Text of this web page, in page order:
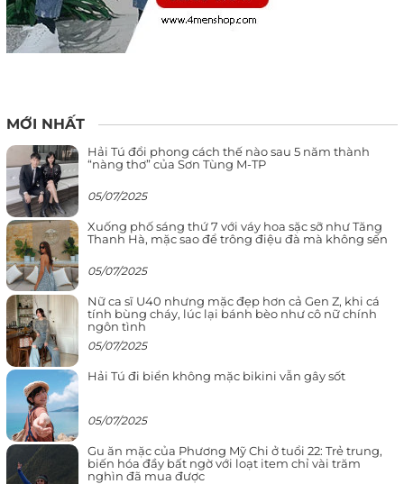
MỚI NHẤT
Hải Tú đổi phong cách thế nào sau 5 năm thành
“nàng thơ” của Sơn Tùng M-TP
05/07/2025
Xuống phố sáng thứ 7 với váy hoa sặc sỡ như Tăng
Thanh Hà, mặc sao để trông điệu đà mà không sến
05/07/2025
Nữ ca sĩ U40 nhưng mặc đẹp hơn cả Gen Z, khi cá
tính bùng cháy, lúc lại bánh bèo như cô nữ chính
ngôn tình
05/07/2025
Hải Tú đi biển không mặc bikini vẫn gây sốt
05/07/2025
Gu ăn mặc của Phương Mỹ Chi ở tuổi 22: Trẻ trung,
biến hóa đầy bất ngờ với loạt item chỉ vài trăm
nghìn đã mua được